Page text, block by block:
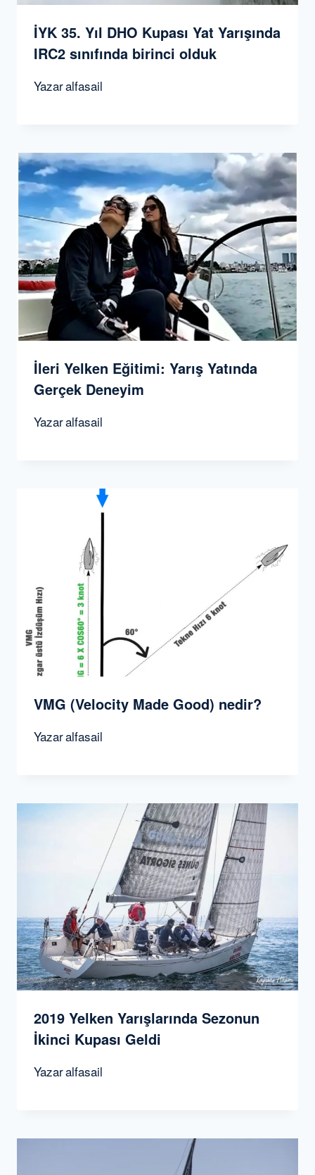
İYK 35. Yıl DHO Kupası Yat Yarışında
IRC2 sınıfında birinci olduk
Yazaralfasail
İleri Yelken Eğitimi: Yarış Yatında
Gerçek Deneyim
Yazaralfasail
VMG (Velocity Made Good) nedir?
Yazaralfasail
2019 Yelken Yarışlarında Sezonun
İkinci Kupası Geldi
Yazaralfasail